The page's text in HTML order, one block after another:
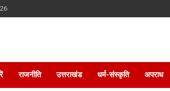
Mail
राजनीति उत्तराखंड धर्म-संस्कृति अपराध